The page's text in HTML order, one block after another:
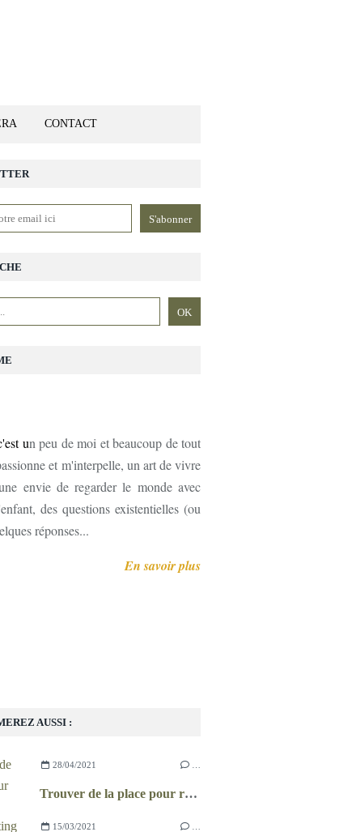
CONTACT
AUSSI :
28/04/2021
Trouver de la place pour ranger
15/03/2021
un peu de moi et beaucoup de tout
et m'interpelle, un art de vivre
envie de regarder le monde avec
des questions existentielles (ou
réponses...
En savoir plus